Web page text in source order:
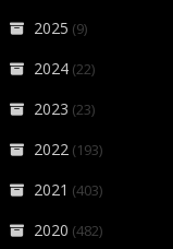
2025 (9)
2024 (22)
2023 (23)
2022 (193)
2021 (403)
2020 (482)